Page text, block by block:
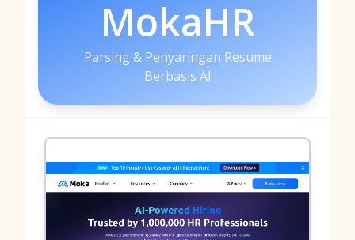
MokaHR
Parsing & Penyaringan Resume
Berbasis AI